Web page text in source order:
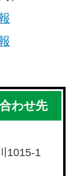
わせ先
1015-1